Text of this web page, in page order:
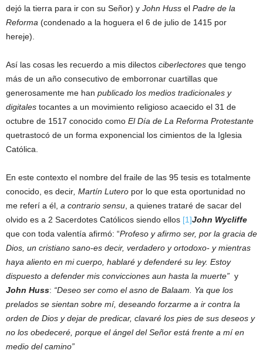
dejó la tierra para ir con su Señor) y John Huss el Padre de la
Reforma (condenado a la hoguera el 6 de julio de 1415 por
hereje).
Así las cosas les recuerdo a mis dilectos ciberlectores que tengo
más de un año consecutivo de emborronar cuartillas que
generosamente me han publicado los medios tradicionales y
digitales tocantes a un movimiento religioso acaecido el 31 de
octubre de 1517 conocido como El Día de La Reforma Protestante
quetrastocó de un forma exponencial los cimientos de la Iglesia
Católica.
En este contexto el nombre del fraile de las 95 tesis es totalmente
conocido, es decir , Martín Lutero por lo que esta oportunidad no
me referí a él, a contrario sensu , a quienes trataré de sacar del
olvido es a 2 Sacerdotes Católicos siendo ellos [1]John Wycliffe
que con toda valentía afirmó: “Profeso y afirmo ser, por la gracia de
Dios, un cristiano sano-es decir, verdadero y ortodoxo- y mientras
haya aliento en mi cuerpo, hablaré y defenderé su ley. Estoy
dispuesto a defender mis convicciones aun hasta la muerte” y
John Huss: “Deseo ser como el asno de Balaam. Ya que los
prelados se sientan sobre mí, deseando forzarme a ir contra la
orden de Dios y dejar de predicar, clavaré los pies de sus deseos y
no los obedeceré, porque el ángel del Señor está frente a mí en
medio del camino”